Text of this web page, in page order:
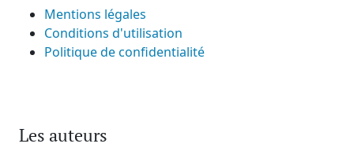
Mentions légales
Conditions d'utilisation
Politique de confidentialité
Les auteurs